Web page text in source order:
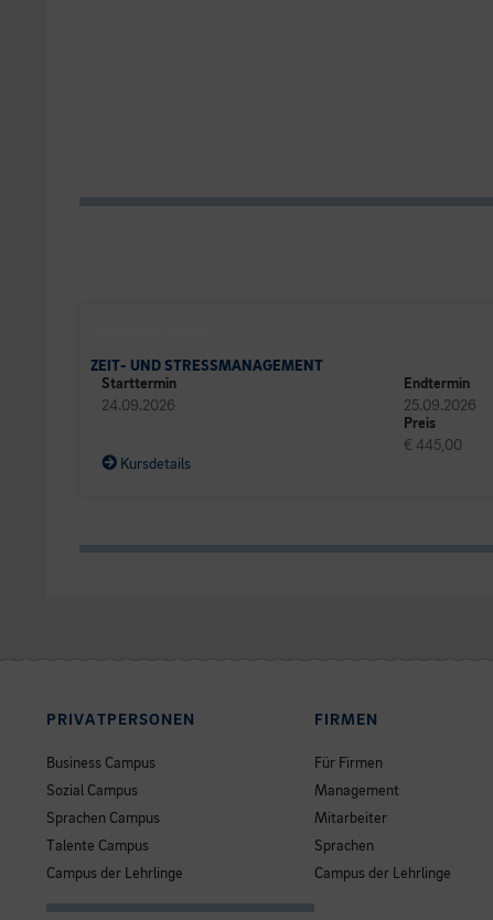
ZEIT- UND STRESSMANAGEMENT
Starttermin
24.09.2026
Endtermin
25.09.2026
Preis
€ 445,00
Kursdetails
PRIVATPERSONEN
Business Campus
Sozial Campus
Sprachen Campus
Talente Campus
Campus der Lehrlinge
FIRMEN
Für Firmen
Management
Mitarbeiter
Sprachen
Campus der Lehrlinge